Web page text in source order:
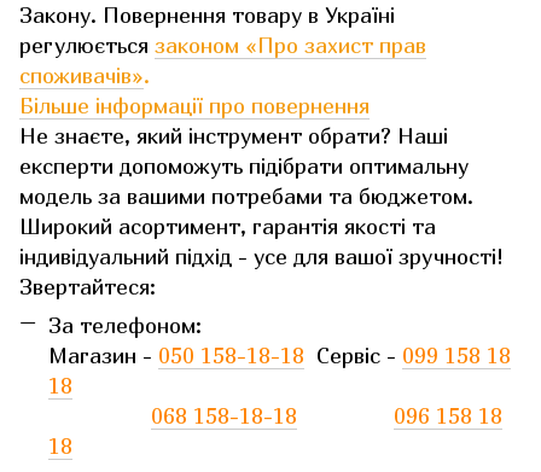
Закону. Повернення товару в Україні
регулюється законом «Про захист прав
споживачів».
Більше інформації про повернення
Не знаєте, який інструмент обрати? Наші
експерти допоможуть підібрати оптимальну
модель за вашими потребами та бюджетом.
Широкий асортимент, гарантія якості та
індивідуальний підхід - усе для вашої зручності!
Звертайтеся:
За телефоном:
Магазин - 050 158-18-18 Сервіс - 099 158 18
18
068 158-18-18
096 158 18
18